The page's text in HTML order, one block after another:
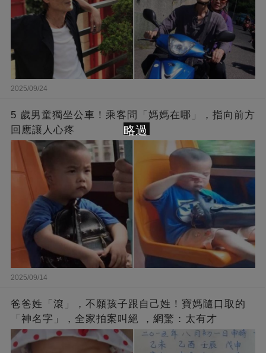
2025/09/24
5 歲男童獨坐公車！乘客問「媽媽在哪」，指向前方
回應讓人心疼
2025/09/14
爸爸姓「滾」，不願孩子跟自己姓！寶媽隨口取的
「神名字」，全家拍案叫絕 ，網驚：太有才
略過